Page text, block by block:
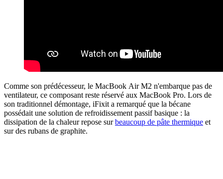
Comme son prédécesseur, le MacBook Air M2 n'embarque pas de
ventilateur, ce composant reste réservé aux MacBook Pro. Lors de
son traditionnel démontage, iFixit a remarqué que la bécane
possédait une solution de refroidissement passif basique : la
dissipation de la chaleur repose surbeaucoup de pâte thermique et
sur des rubans de graphite.